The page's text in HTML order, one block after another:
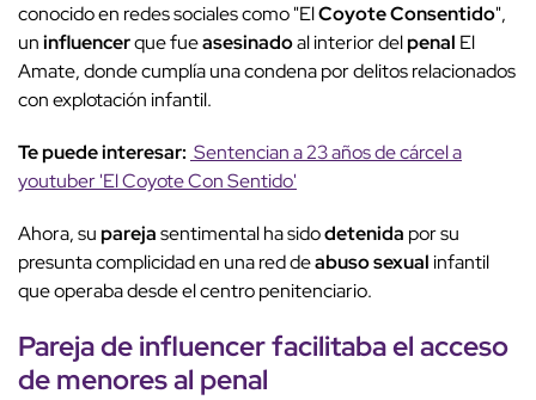
conocido en redes sociales como "ElCoyote Consentido",
uninfluencerque fueasesinadoal interior delpenal El
Amate, donde cumplía una condena por delitos relacionados
con explotación infantil.
Te puede interesar: Sentencian a 23 años de cárcel a
youtuber 'El Coyote Con Sentido'
Ahora, suparejasentimental ha sidodetenida por su
presunta complicidad en una red deabusosexualinfantil
que operaba desde el centro penitenciario.
Pareja deinfluencerfacilitaba el acceso
demenoresal penal